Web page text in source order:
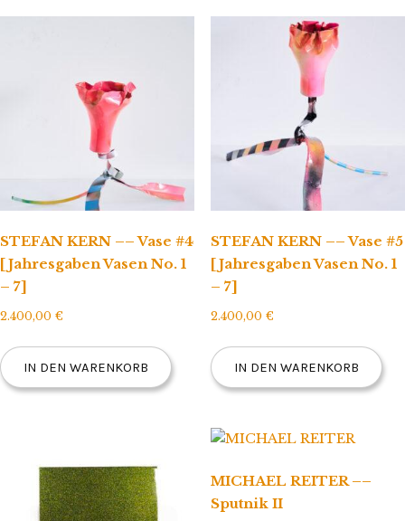
STEFAN KERN –– Vase #4
[Jahresgaben Vasen No. 1
– 7]
2.400,00 €
IN DEN WARENKORB
STEFAN KERN –– Vase #5
[Jahresgaben Vasen No. 1
– 7]
2.400,00 €
IN DEN WARENKORB
MICHAEL REITER ––
Sputnik II